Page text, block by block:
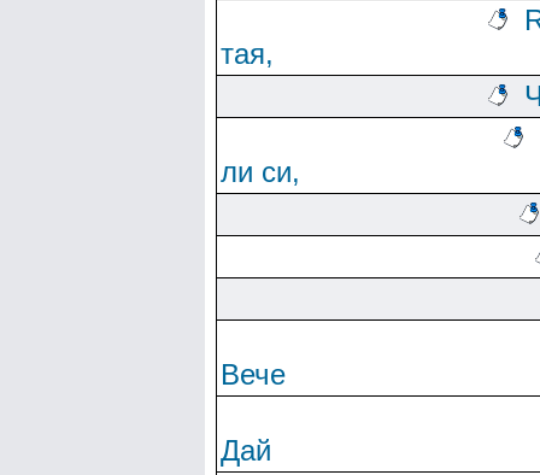
тая,
ли си,
Вече
Дай